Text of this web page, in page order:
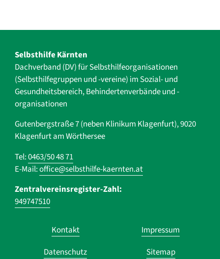
Selbsthilfe Kärnten
Dachverband (DV) für Selbsthilfe­organisationen
(Selbsthilfegruppen und -vereine) im Sozial- und
Gesundheits­bereich, ­Behindertenverbände und ­-
organisationen
Gutenbergstraße 7 (neben Klinikum Klagenfurt), 9020
Klagenfurt am Wörthersee
Tel:0463/50 48 71
E-Mail:office@selbsthilfe-kaernten.at
Zentralvereinsregister-Zahl:
949747510
Navigation
überspringen
Kontakt
Impressum
Datenschutz
Sitemap